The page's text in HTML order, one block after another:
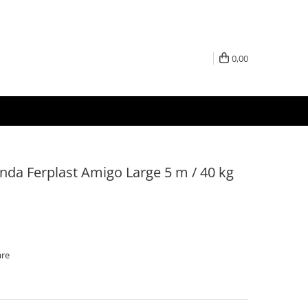
0,00
Ferplast Amigo Large 5 m / 40 kg